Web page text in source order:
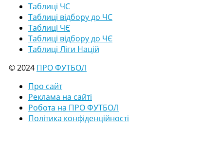
Таблиці ЧС
Таблиці відбору до ЧС
Таблиці ЧЄ
Таблиці відбору до ЧЄ
Таблиці Ліги Націй
© 2024 ПРО ФУТБОЛ
Про сайт
Реклама на сайті
Робота на ПРО ФУТБОЛ
Політика конфіденційності